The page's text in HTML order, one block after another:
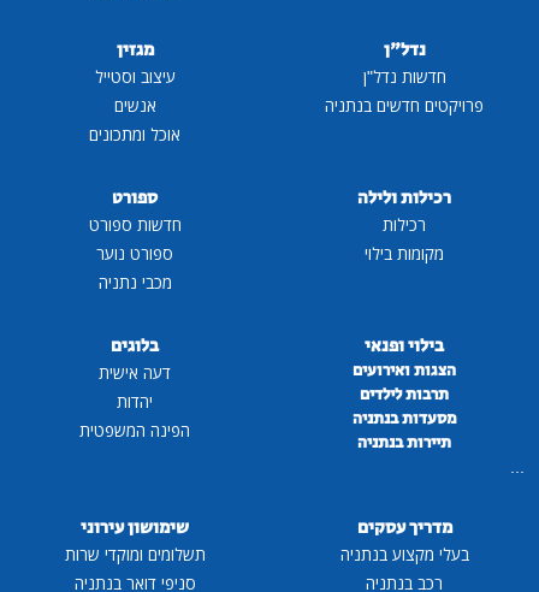
נדל"ן
חדשות נדל"ן
פרויקטים חדשים בנתניה
מגזין
עיצוב וסטייל
אנשים
אוכל ומתכונים
רכילות ולילה
רכילות
מקומות בילוי
ספורט
חדשות ספורט
ספורט נוער
מכבי נתניה
בילוי ופנאי
הצגות ואירועים
תרבות לילדים
מסעדות בנתניה
תיירות בנתניה
...
בלוגים
דעה אישית
יהדות
הפינה המשפטית
מדריך עסקים
בעלי מקצוע בנתניה
רכב בנתניה
שימושון עירוני
תשלומים ומוקדי שרות
סניפי דואר בנתניה